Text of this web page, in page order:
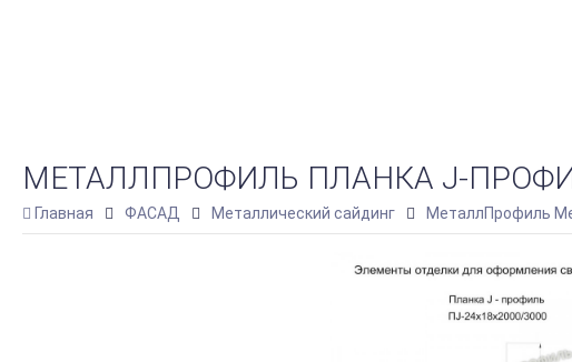
МЕТАЛЛПРОФИЛЬ ПЛАНКА J-
Главная ФАСАД Металлический сайдинг МеталлПрофиль